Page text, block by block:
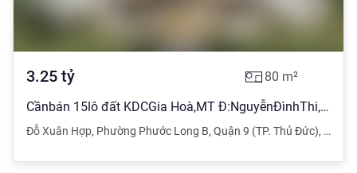
3.25 tỷ 80 m²
Cầnbán 15lô đất KDCGia Hoà,MT Đ:NguyễnĐìnhThi,Q9.Sổ hồng riêng,80m2
Đỗ Xuân Hợp, Phường Phước Long B, Quận 9 (TP. Thủ Đức),